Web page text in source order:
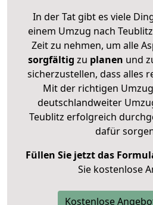
In der Tat gibt es viele
einem Umzug nach
Zeit zu nehmen, um alle
sorgfältig zu planen und
sicherzustellen, dass alles
Mit der richtigen
deutschlandweiter
Teublitz erfolgreich
dafür
Füllen Sie jetzt das
Sie kostenlose
Kostenlose